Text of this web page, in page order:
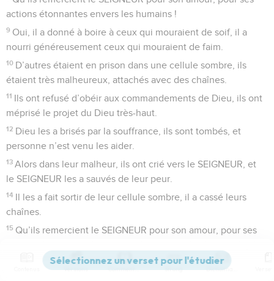
actions étonnantes envers les humains !
9 Oui, il a donné à boire à ceux qui mouraient de soif, il a
nourri généreusement ceux qui mouraient de faim.
10 D’autres étaient en prison dans une cellule sombre, ils
étaient très malheureux, attachés avec des chaînes.
11 Ils ont refusé d’obéir aux commandements de Dieu, ils ont
méprisé le projet du Dieu très-haut.
12 Dieu les a brisés par la souffrance, ils sont tombés, et
personne n’est venu les aider.
13 Alors dans leur malheur, ils ont crié vers le SEIGNEUR, et
le SEIGNEUR les a sauvés de leur peur.
14 Il les a fait sortir de leur cellule sombre, il a cassé leurs
chaînes.
15 Qu’ils remercient le SEIGNEUR pour son amour, pour ses
Oui, il a brisé les portes de bronze, il a fait sauter les
Versions Commentaires Strong